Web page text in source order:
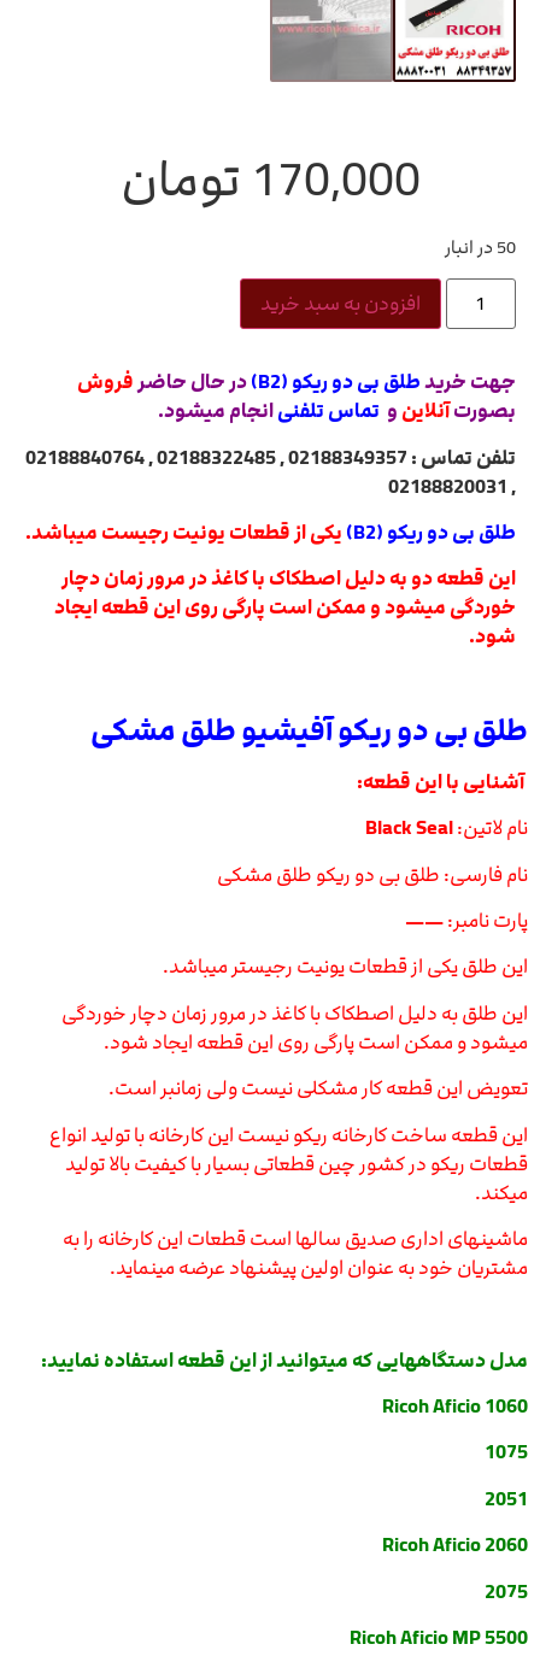
170,000 تومان
50 در انبار
افزودن به سبد خرید
جهت خریدطلق بی دو ریکو (B2) در حال حاضرفروش
بصورتآنلاین و تماس تلفنیانجام میشود.
تلفن تماس : 02188349357 , 02188322485 , 02188840764
, 02188820031
طلق بی دو ریکو (B2)
یکی از قطعات یونیت رجیست میباشد.
این قطعه دو به دلیل اصطکاک با کاغذ در مرور زمان دچار
خوردگی میشود و ممکن است پارگی روی این قطعه ایجاد
شود.
طلق بی دو ریکو آفیشیو طلق مشکی
آشنایی با این قطعه:
نام لاتین:Black Seal
نام فارسی: طلق بی دو ریکو طلق مشکی
پارت نامبر:——
این طلق یکی از قطعات یونیت رجیستر میباشد.
این طلق به دلیل اصطکاک با کاغذ در مرور زمان دچار خوردگی
میشود و ممکن است پارگی روی این قطعه ایجاد شود.
تعویض این قطعه کار مشکلی نیست ولی زمانبر است.
این قطعه ساخت کارخانه ریکو نیست این کارخانه با تولید انواع
قطعات ریکو در کشور چین قطعاتی بسیار با کیفیت بالا تولید
میکند.
ماشینهای اداری صدیق سالها است قطعات این کارخانه را به
مشتریان خود به عنوان اولین پیشنهاد عرضه مینماید.
مدل دستگاههایی که میتوانید از این قطعه استفاده نمایید:
Ricoh Aficio 1060
1075
2051
Ricoh Aficio 2060
2075
Ricoh Aficio MP 5500